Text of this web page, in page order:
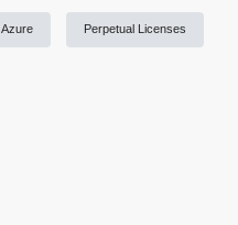
Azure Perpetual Licenses